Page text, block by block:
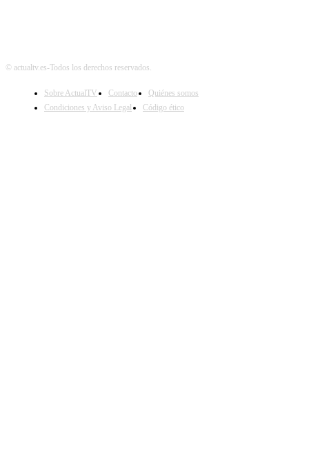
© actualtv.es-Todos los derechos reservados.
Sobre ActualTV Contacto
Quiénes somos
Condiciones y Aviso Legal
Código ético